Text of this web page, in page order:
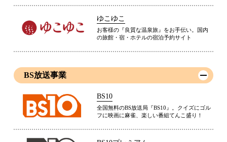
ゆこゆこ
お客様の『良質な温泉旅』をお手伝い。国内
の旅館・宿・ホテルの宿泊予約サイト
BS放送事業
BS10
全国無料のBS放送局『BS10』。クイズにゴル
フに映画に麻雀、楽しい番組てんこ盛り！